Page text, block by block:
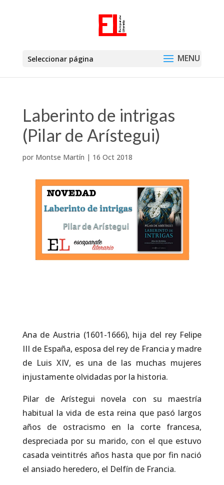
Seleccionar página
Laberinto de intrigas
(Pilar de Arístegui)
por Montse Martín | 16 Oct 2018
Ana de Austria (1601-1666), hija del rey Felipe
III de España, esposa del rey de Francia y madre
de Luis XIV, es una de las muchas mujeres
injustamente olvidadas por la historia.
Pilar de Arístegui novela con su maestría
habitual la vida de esta reina que pasó largos
años de ostracismo en la corte francesa,
despreciada por su marido, con el que estuvo
casada veintitrés años hasta que por fin nació
el ansiado heredero, el Delfín de Francia.